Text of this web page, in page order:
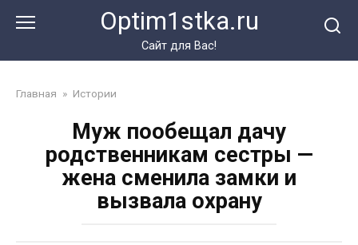
Optim1stka.ru
Сайт для Вас!
Главная » Истории
Муж пообещал дачу
родственникам сестры —
жена сменила замки и
вызвала охрану